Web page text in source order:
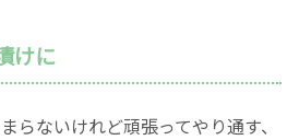
けに
らないけれど頑張ってやり通す、